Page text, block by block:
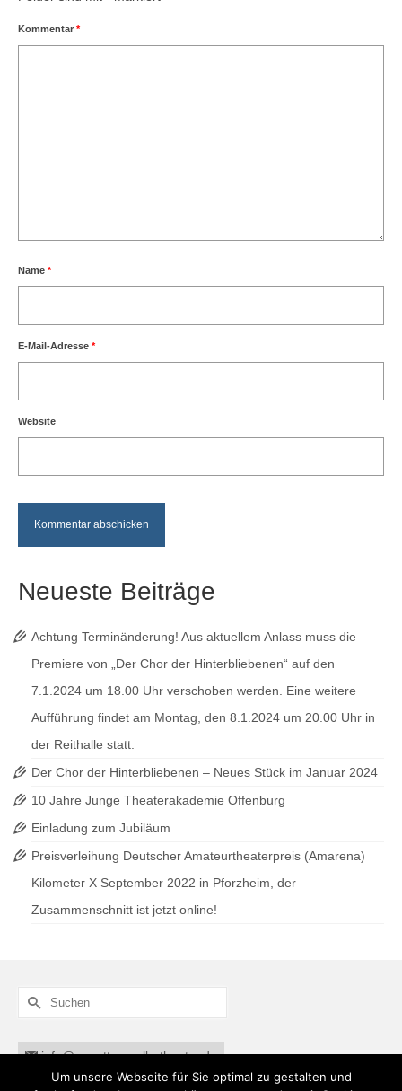
Kommentar *
Name *
E-Mail-Adresse *
Website
Neueste Beiträge
Achtung Terminänderung! Aus aktuellem Anlass muss die
Premiere von „Der Chor der Hinterbliebenen“ auf den
7.1.2024 um 18.00 Uhr verschoben werden. Eine weitere
Aufführung findet am Montag, den 8.1.2024 um 20.00 Uhr in
der Reithalle statt.
Der Chor der Hinterbliebenen – Neues Stück im Januar 2024
10 Jahre Junge Theaterakademie Offenburg
Einladung zum Jubiläum
Preisverleihung Deutscher Amateurtheaterpreis (Amarena)
Kilometer X September 2022 in Pforzheim, der
Zusammenschnitt ist jetzt online!
Suche
nach:
info@annettemuellertheater.de
Um unsere Webseite für Sie optimal zu gestalten und